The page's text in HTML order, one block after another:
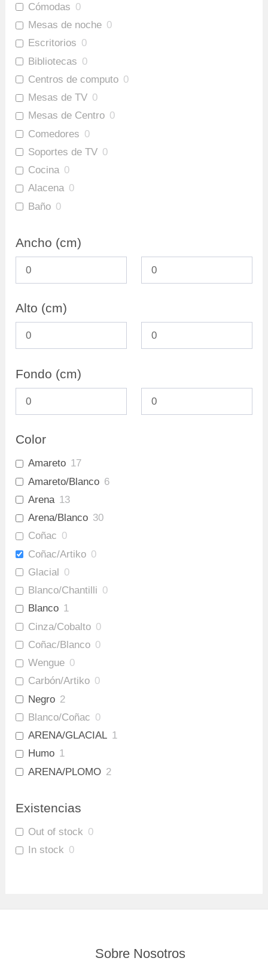
Cómodas 0
Mesas de noche 0
Escritorios 0
Bibliotecas 0
Centros de computo 0
Mesas de TV 0
Mesas de Centro 0
Comedores 0
Soportes de TV 0
Cocina 0
Alacena 0
Baño 0
Mueble Bar
Repisas 0
Ancho (cm)
Alto (cm)
Fondo (cm)
Color
Amareto 17
Amareto/Blanco 6
Arena 13
Arena/Blanco 30
Coñac 0
Coñac/Artiko 0
Glacial 0
Blanco/Chantilli 0
Blanco 1
Cinza/Cobalto 0
Coñac/Blanco 0
Wengue 0
Carbón/Artiko 0
Negro 2
Blanco/Coñac 0
ARENA/GLACIAL 1
Humo 1
ARENA/PLOMO 2
Existencias
Out of stock 0
In stock 0
Sobre Nosotros